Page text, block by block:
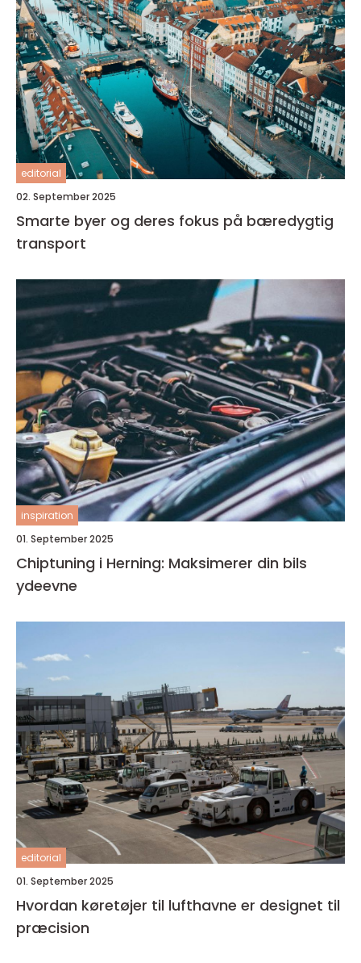
editorial
02. September 2025
Smarte byer og deres fokus på bæredygtig
transport
inspiration
01. September 2025
Chiptuning i Herning: Maksimerer din bils
ydeevne
editorial
01. September 2025
Hvordan køretøjer til lufthavne er designet til
præcision